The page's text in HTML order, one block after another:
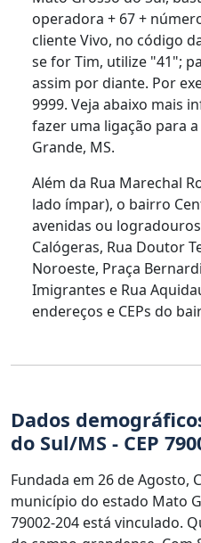
operadora + 67 +
cliente Vivo, no código
se for Tim, utilize "41";
assim por diante. Por
9999. Veja abaixo mais
fazer uma ligação para
Grande, MS.
Além da Rua Marechal
lado ímpar), o bairro
avenidas ou
Calógeras, Rua Doutor
Noroeste, Praça
Imigrantes e Rua
endereços e CEPs do
Dados
do Sul/MS - CEP
Fundada em 26 de Agosto,
município do estado Mato
79002-204 está vinculado.